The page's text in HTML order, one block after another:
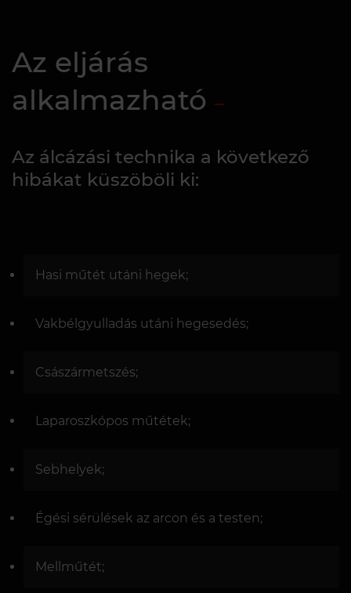
Az eljárás
alkalmazható
Az álcázási technika a következő
hibákat küszöböli ki:
Hasi műtét utáni hegek;
Vakbélgyulladás utáni hegesedés;
Császármetszés;
Laparoszkópos műtétek;
Sebhelyek;
Égési sérülések az arcon és a testen;
Mellműtét;